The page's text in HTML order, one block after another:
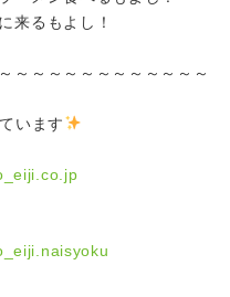
来るもよし！
～～～～～～～～～～～～
います